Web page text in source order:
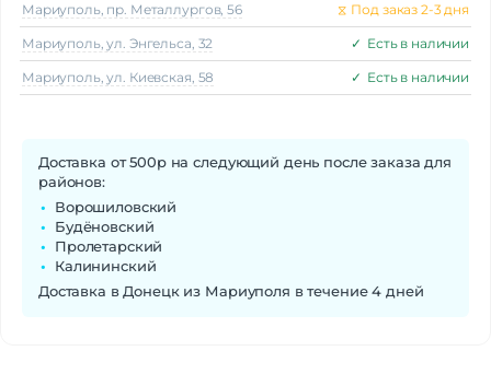
Мариуполь, пр. Металлургов, 56 ⧖ Под заказ 2-3 дня
Мариуполь, ул. Энгельса, 32 ✓ Есть в наличии
Мариуполь, ул. Киевская, 58 ✓ Есть в наличии
Доставка от 500р на следующий день после заказа для
районов:
Ворошиловский
Будёновский
Пролетарский
Калининский
Доставка в Донецк из Мариуполя в течение 4 дней